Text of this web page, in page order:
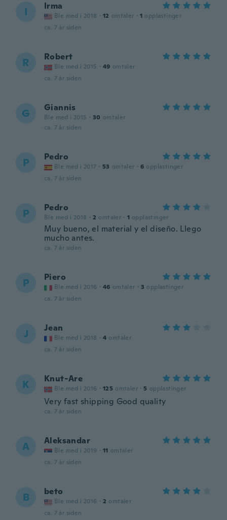
I Irma
Ble med i 2018 · 12 omtaler · 1 opplastinger
ca. 7 år siden
R Robert
Ble med i 2015 · 49 omtaler
ca. 7 år siden
G Giannis
Ble med i 2015 · 30 omtaler
ca. 7 år siden
P Pedro
Ble med i 2017 · 53 omtaler · 6 opplastinger
ca. 7 år siden
P Pedro
Ble med i 2018 · 2 omtaler · 1 opplastinger
Muy bueno, el material y el diseño. Llego
mucho antes.
ca. 7 år siden
P Piero
Ble med i 2016 · 46 omtaler · 3 opplastinger
ca. 7 år siden
J Jean
Ble med i 2018 · 4 omtaler
ca. 7 år siden
K Knut-Are
Ble med i 2016 · 125 omtaler · 5 opplastinger
Very fast shipping Good quality
ca. 7 år siden
A Aleksandar
Ble med i 2019 · 11 omtaler
ca. 7 år siden
B beto
Ble med i 2016 · 2 omtaler
ca. 7 år siden